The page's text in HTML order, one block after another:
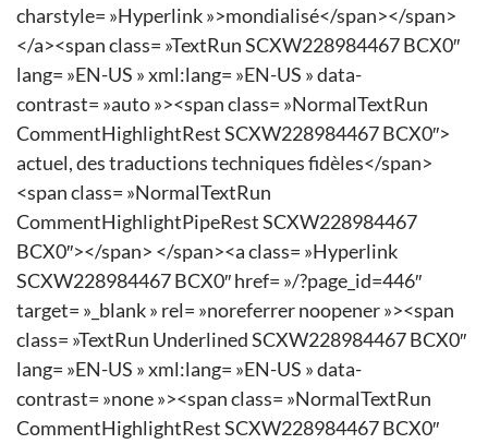
charstyle= »Hyperlink »>mondialisé</span></span>
</a><span class= »TextRun SCXW228984467 BCX0″
lang= »EN-US » xml:lang= »EN-US » data-
contrast= »auto »><span class= »NormalTextRun
CommentHighlightRest SCXW228984467 BCX0″>
actuel, des traductions techniques fidèles</span>
<span class= »NormalTextRun
CommentHighlightPipeRest SCXW228984467
BCX0″></span> </span><a class= »Hyperlink
SCXW228984467 BCX0″ href= »/?page_id=446″
target= »_blank » rel= »noreferrer noopener »><span
class= »TextRun Underlined SCXW228984467 BCX0″
lang= »EN-US » xml:lang= »EN-US » data-
contrast= »none »><span class= »NormalTextRun
CommentHighlightRest SCXW228984467 BCX0″